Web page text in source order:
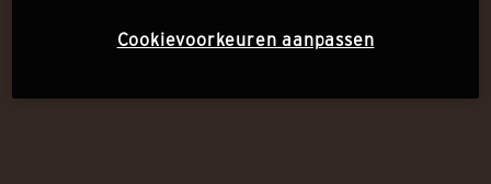
Cookievoorkeuren aanpassen